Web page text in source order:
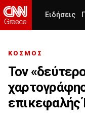
Ειδήσεις
ΚΟΣΜΟΣ
Τον
επικεφαλής